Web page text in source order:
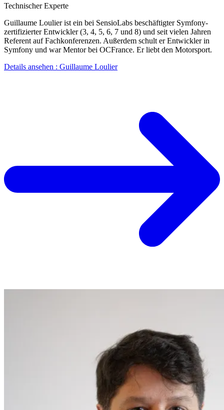
Technischer Experte
Guillaume Loulier ist ein bei SensioLabs beschäftigter Symfony-
zertifizierter Entwickler (3, 4, 5, 6, 7 und 8) und seit vielen Jahren
Referent auf Fachkonferenzen. Außerdem schult er Entwickler in
Symfony und war Mentor bei OCFrance. Er liebt den Motorsport.
Details ansehen : Guillaume Loulier